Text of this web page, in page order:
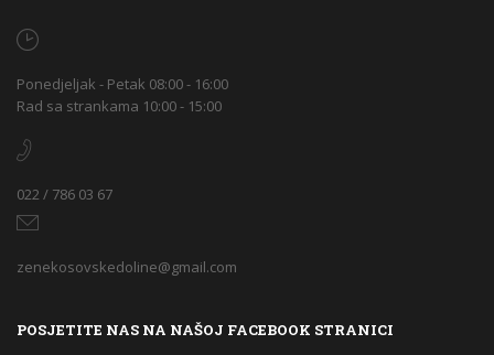
Ponedjeljak - Petak 08:00 - 16:00
Rad sa strankama 10:00 - 15:00
022 / 786 03 67
zenekosovskedoline@gmail.com
POSJETITE NAS NA NAŠOJ FACEBOOK STRANICI